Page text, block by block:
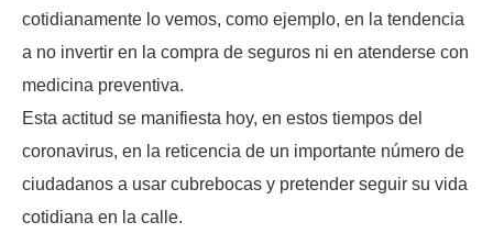
cotidianamente lo vemos, como ejemplo, en la tendencia
a no invertir en la compra de seguros ni en atenderse con
medicina preventiva.
Esta actitud se manifiesta hoy, en estos tiempos del
coronavirus, en la reticencia de un importante número de
ciudadanos a usar cubrebocas y pretender seguir su vida
cotidiana en la calle.